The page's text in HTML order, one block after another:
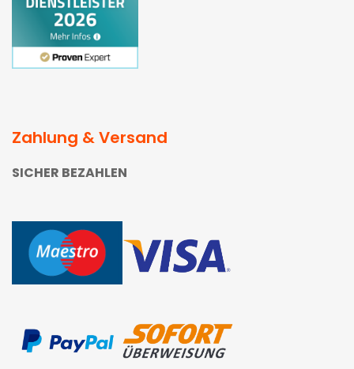
Zahlung & Versand
SICHER BEZAHLEN